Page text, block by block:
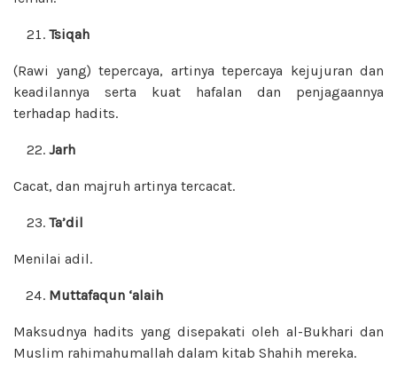
Tsiqah
(Rawi yang) tepercaya, artinya tepercaya kejujuran dan
keadilannya serta kuat hafalan dan penjagaannya
terhadap hadits.
Jarh
Cacat, dan majruh artinya tercacat.
Ta’dil
Menilai adil.
Muttafaqun ‘alaih
Maksudnya hadits yang disepakati oleh al-Bukhari dan
Muslim rahimahumallah dalam kitab Shahih mereka.